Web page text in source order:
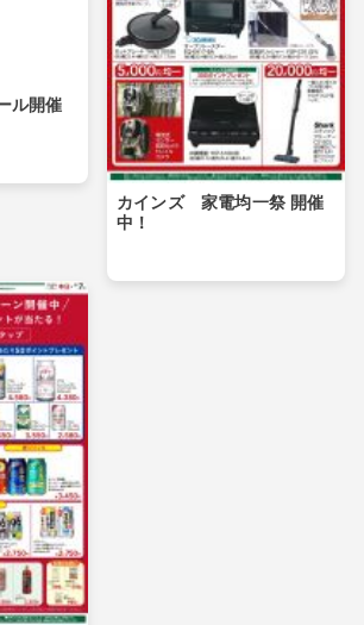
ル開催
カインズ 家電均一祭 開催
中！